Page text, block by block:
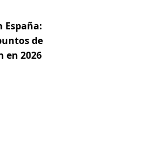
España:
de
en 2026